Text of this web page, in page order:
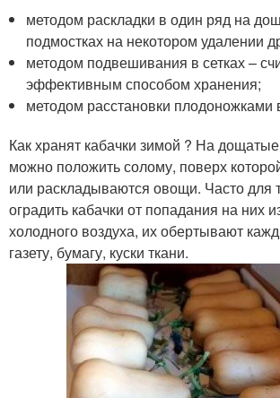
методом раскладки в один ряд на
подмостках на некотором удалении
методом подвешивания в сетках –
эффективным способом хранения;
методом расстановки плодоножками
Как хранят кабачки зимой ? На
можно положить солому, поверх
или раскладываются овощи. Часто для
оградить кабачки от попадания на них
холодного воздуха, их обертывают
газету, бумагу, куски ткани.